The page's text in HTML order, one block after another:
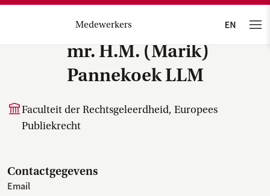
Medewerkers
mr. H.M. (Marik)
Pannekoek LLM
Faculteit der Rechtsgeleerdheid, Europees
Publiekrecht
Contactgegevens
Email